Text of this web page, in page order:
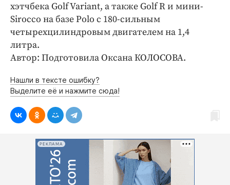
хэтчбека Golf Variant, а также Golf R и мини-
Sirocco на базе Polo c 180-сильным
четырехцилиндровым двигателем на 1,4
литра.
Автор: Подготовила Оксана КОЛОСОВА.
Нашли в тексте ошибку?
Выделите её и нажмите сюда!
РЕКЛАМА